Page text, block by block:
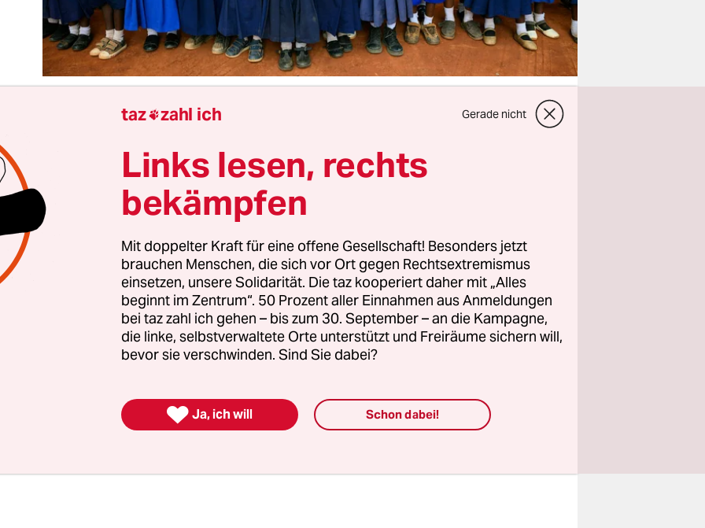
seiner Bitte um „Verzeihung“ für Deutschlands
im heutigen Tansaniahat
Frank-Walter Steinmeier die richtigen
„Ich verneige mich vor den Helden“ – dieser Satz im
Gedenkstätte für antikoloniale Widerstandskämpfer
Kurzem für ein deutsches Staatsoberhaupt undenkbar
auch nicht einfach bei einer Fensterrede in der
sondern am entlegenen Gedenkort Songea, anlässlich des
hingerichteten Anführer des Maji-Maji-Aufstands im
Deutsch-Ostafrika, der der größte Aufstand gegen
taz zahl ich Gerade nicht
Links lesen, rechts
bekämpfen
Mit doppelter Kraft für eine offene Gesellschaft! Besonders jetzt
brauchen Menschen, die sich vor Ort gegen Rechtsextremismus
einsetzen, unsere Solidarität. Die taz kooperiert daher mit „Alles
beginnt im Zentrum“. 50 Prozent aller Einnahmen aus Anmeldungen
bei taz zahl ich gehen – bis zum 30. September – an die Kampagne,
die linke, selbstverwaltete Orte unterstützt und Freiräume sichern will,
bevor sie verschwinden. Sind Sie dabei?
 Ja, ich will Schon dabei!